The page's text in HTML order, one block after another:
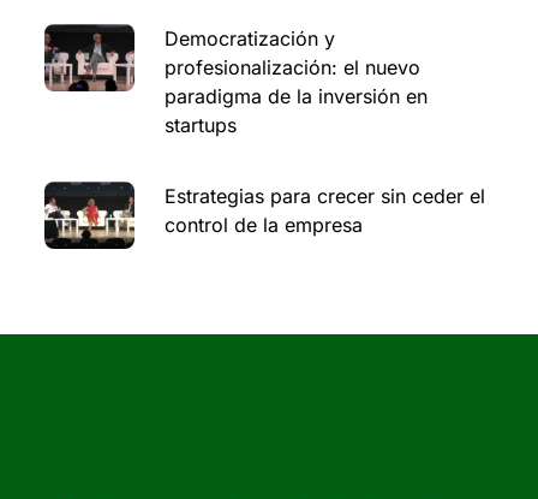
Democratización y
profesionalización: el nuevo
paradigma de la inversión en
startups
Estrategias para crecer sin ceder el
control de la empresa